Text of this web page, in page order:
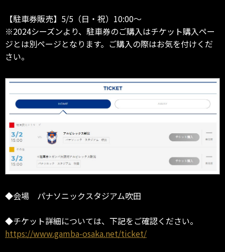
【駐車券販売】5/5（日・祝）10:00～
※2024シーズンより、駐車券のご購入はチケット購入ペー
ジとは別ページとなります。ご購入の際はお気を付けくだ
さい。
◆会場 パナソニックスタジアム吹田
◆チケット詳細については、下記をご確認ください。
https://www.gamba-osaka.net/ticket/